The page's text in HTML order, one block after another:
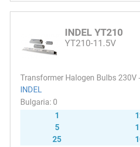
INDEL YT210
YT210-11.5V
Transformer Halogen Bulbs 230V
INDEL
0
1
5
25